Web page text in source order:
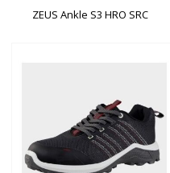
ZEUS Ankle S3 HRO SRC